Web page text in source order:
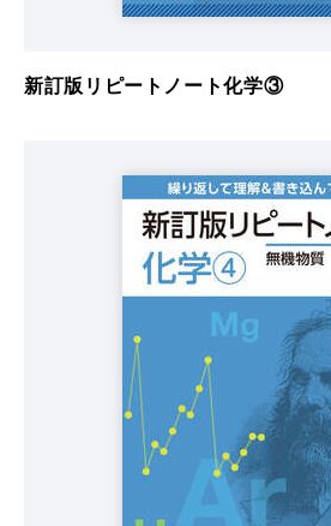
新訂版リピートノート化学③